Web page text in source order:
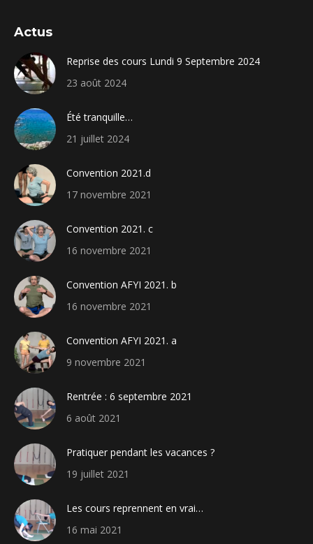
Actus
Reprise des cours Lundi 9 Septembre 2024
23 août 2024
Été tranquille…
21 juillet 2024
Convention 2021.d
17 novembre 2021
Convention 2021. c
16 novembre 2021
Convention AFYI 2021. b
16 novembre 2021
Convention AFYI 2021. a
9 novembre 2021
Rentrée : 6 septembre 2021
6 août 2021
Pratiquer pendant les vacances ?
19 juillet 2021
Les cours reprennent en vrai…
16 mai 2021